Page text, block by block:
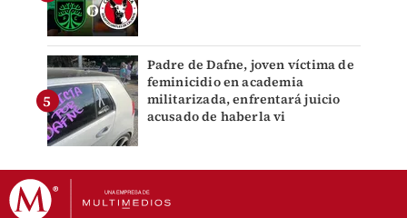
Padre de Dafne, joven víctima de
feminicidio en academia
militarizada, enfrentará juicio
acusado de haberla vi